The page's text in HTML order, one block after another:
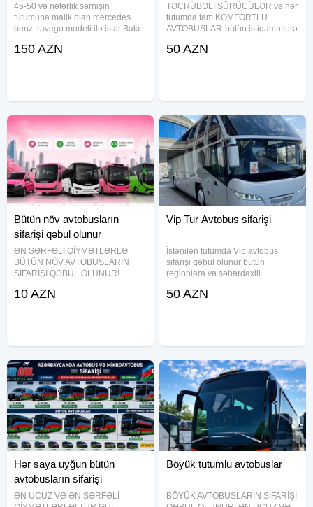
45-50 və nəfərlik sərnişin
tutumuna malik olan mercedes
benz travego modeli ilə istər Bakı
səfərlərinizi komfortlu , rahat və
150 AZN
TƏCRÜBƏLİ SÜRÜCÜLƏR və hər
tutumda tam KOMFORTLU
AVTOBUSLAR-bütün istiqamətlərə
xidmətinizdədir. Bütün
50 AZN
Bütün növ avtobusların
sifarişi qəbul olunur
ƏN SƏRFƏLİ QİYMƏTLƏRLƏ
BÜTÜN NÖV AVTOBUSLARIN
SİFARİŞİ QƏBUL OLUNUR!
və sərnişin tutumu: Mercedes Vito
10 AZN
Vip Tur Avtobus sifarişi
İstənilən tutumda Vip avtobus
sifarişi qəbul olunur bütün
regionlara və şəhərdaxili
SÜRÜCÜLƏRİMİZ və VİP
50 AZN
Hər saya uyğun bütün
avtobusların sifarişi
ƏN UCUZ VƏ ƏN SƏRFƏLİ
Böyük tutumlu avtobuslar
BÖYÜK AVTOBUSLARIN SİFARİŞİ